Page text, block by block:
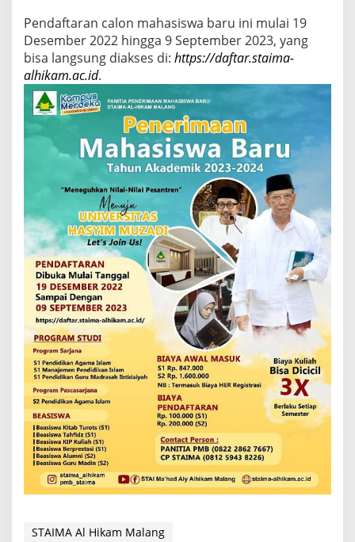
Pendaftaran calon mahasiswa baru ini mulai 19
Desember 2022 hingga 9 September 2023, yang
bisa langsung diakses di: https://daftar.staima-
alhikam.ac.id.
STAIMA Al Hikam Malang